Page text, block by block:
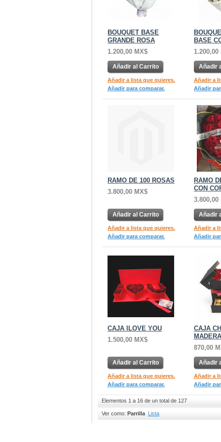
BOUQUET BASE
GRANDE ROSA
1.200,00 MX$
Añadir al Carrito
Añadir a lista que quieres.
Añadir para comparar.
BASE
1.200,00
Añadir
Añadir a
Añadir
RAMO DE 100 ROSAS
3.800,00 MX$
Añadir al Carrito
Añadir a lista que quieres.
Añadir para comparar.
RAMO
CON
3.800,00
Añadir
Añadir a
Añadir
CAJA ILOVE YOU
1.500,00 MX$
Añadir al Carrito
Añadir a lista que quieres.
Añadir para comparar.
CAJA
870,00
Añadir
Añadir a
Añadir
Elementos 1 a 16 de un total de 127
Ver como: Parrilla Lista